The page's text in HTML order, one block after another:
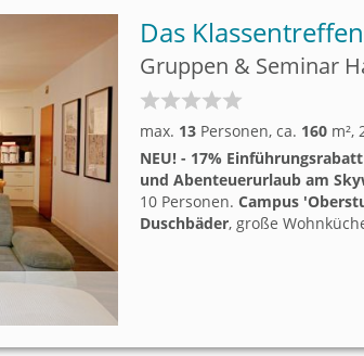
Das
Gruppen & Seminar
max. 13 Personen, ca. 160 m²,
NEU! - 17%
und Abenteuerurlaub am
10 Personen. Campus
Duschbäder, große
Als Option kann ein großer